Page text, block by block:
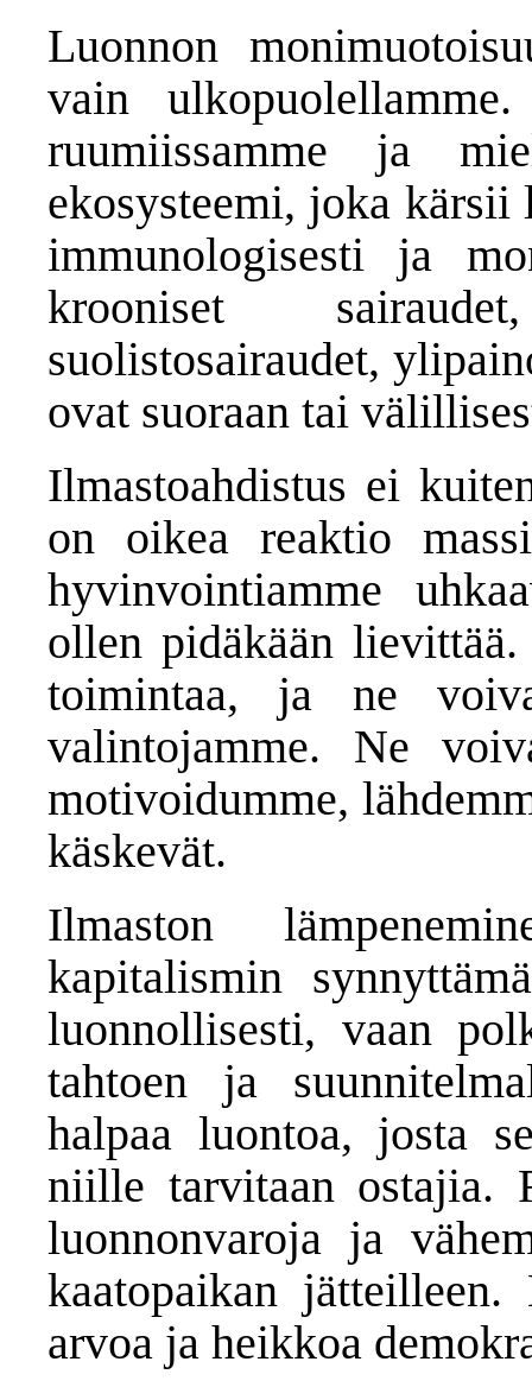
Luonnon
vain
ruumiissamme ja
ekosysteemi, joka kärsii
immunologisesti ja
krooniset
suolistosairaudet,
ovat suoraan tai
Ilmastoahdistus ei
on oikea reaktio
hyvinvointiamme
ollen pidäkään
toimintaa, ja ne
valintojamme. Ne
motivoidumme,
käskevät.
Ilmaston
kapitalismin
luonnollisesti, vaan
tahtoen ja
halpaa luontoa, josta
niille tarvitaan ostajia.
luonnonvaroja ja
kaatopaikan jätteilleen.
arvoa ja heikkoa